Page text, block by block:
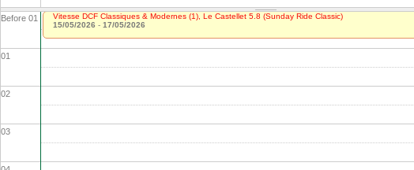
Before 01
01
02
03
Vitesse DCF Classiques & Modernes (1), Le Castellet 5.8 (Sunday Ride Classic)
15/05/2026 -17/05/2026